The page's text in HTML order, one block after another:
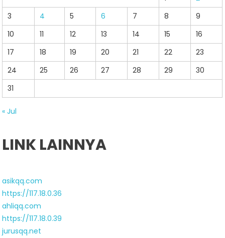
3
4 5 6 7 8
9
10
11 12 13 14 15
16
17
18 19 20 21 22
23
24
25 26 27 28 29
30
31
« Jul
LINK LAINNYA
asikqq.com
https://117.18.0.36
ahliqq.com
https://117.18.0.39
jurusqq.net